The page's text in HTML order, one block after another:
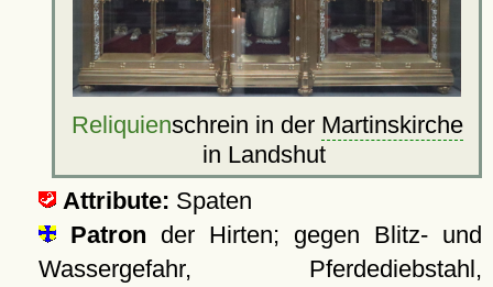
Reliquienschrein in der Martinskirche
in Landshut
Attribute: Spaten
Patron der Hirten; gegen Blitz- und
Wassergefahr, Pferdediebstahl,